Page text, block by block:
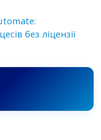
без ліцензії